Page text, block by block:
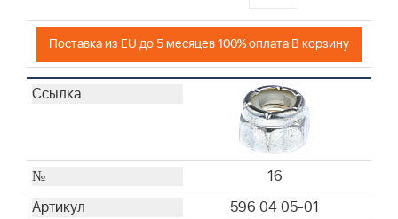
Поставка из EU до 5 месяцев 100% оплата В корзину
16
596 04 05-01